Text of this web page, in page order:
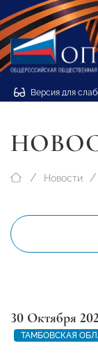
Версия для
Новости
30 Октября
ТАМБОВСКАЯ